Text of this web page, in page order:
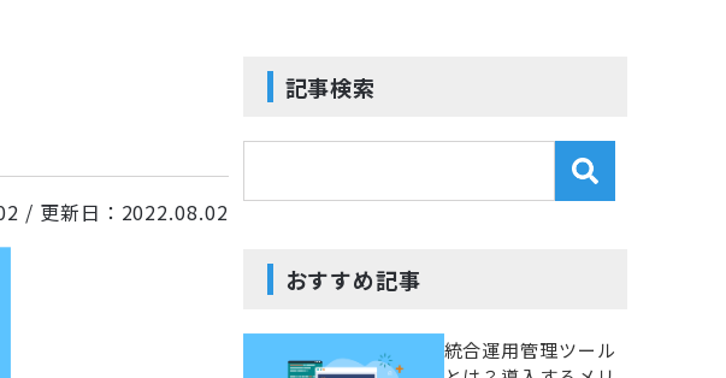
/ 更新日： 2022.08.02
記事検索
おすすめ記事
統合運用管理ツール